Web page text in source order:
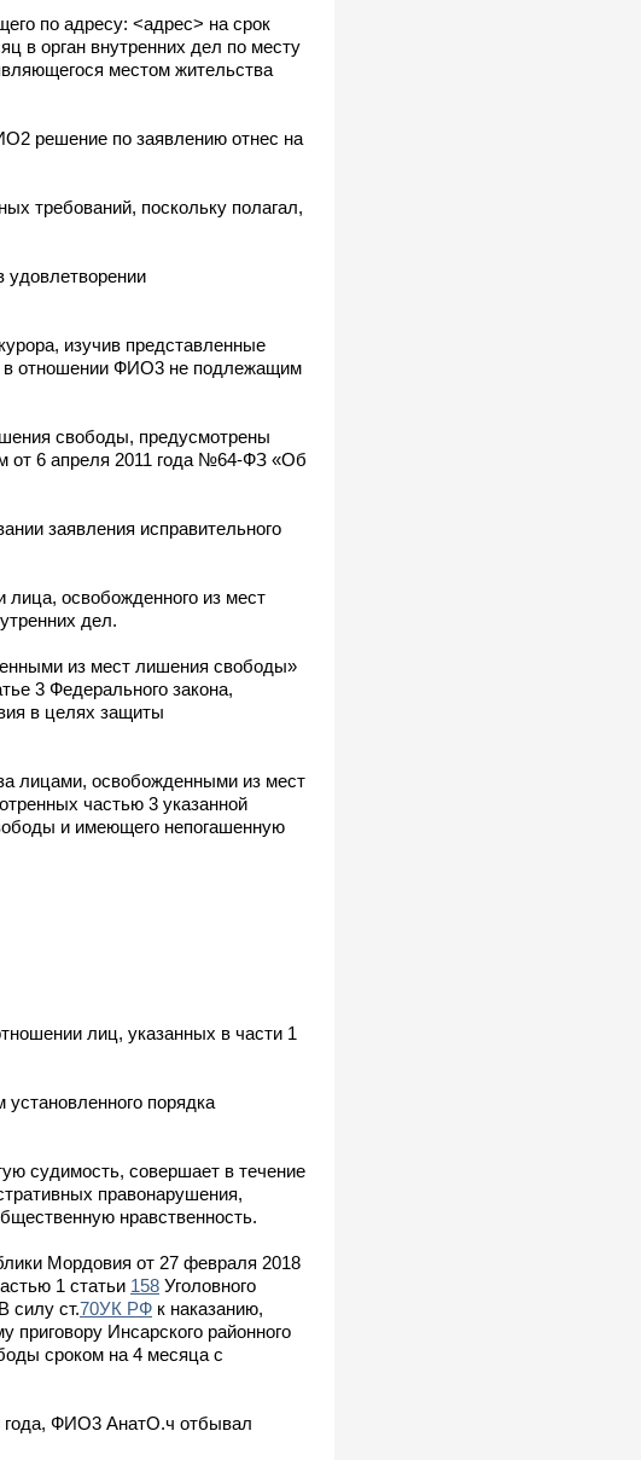
по адресу: <адрес> на срок
в орган внутренних дел по месту
местом жительства
решение по заявлению отнес на
требований, поскольку полагал,
удовлетворении
изучив представленные
в отношении ФИО3 не подлежащим
свободы, предусмотрены
от 6 апреля 2011 года №64-ФЗ «Об
заявления исправительного
лица, освобожденного из мест
дел.
из мест лишения свободы»
3 Федерального закона,
в целях защиты
лицами, освобожденными из мест
частью 3 указанной
и имеющего непогашенную
лиц, указанных в части 1
порядка
судимость, совершает в течение
правонарушения,
нравственность.
Мордовия от 27 февраля 2018
1 статьи 158 Уголовного
силу ст.70УК РФ к наказанию,
приговору Инсарского районного
сроком на 4 месяца с
ФИО3 АнатО.ч отбывал